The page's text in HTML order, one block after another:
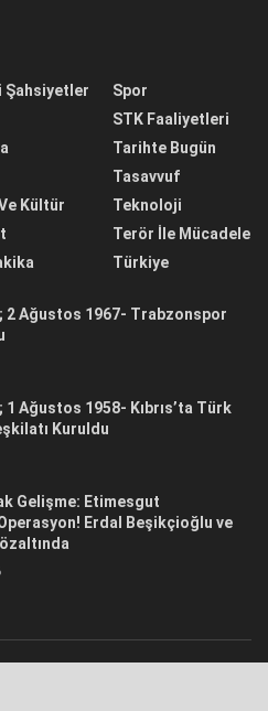
Şahsiyetler
Kültür
Spor
STK Faaliyetleri
Tarihte Bugün
Tasavvuf
Teknoloji
Terör İle Mücadele
Türkiye
2 Ağustos 1967- Trabzonspor
Ağustos 1958- Kıbrıs’ta Türk
Kuruldu
Gelişme: Etimesgut
Erdal Beşikçioğlu ve